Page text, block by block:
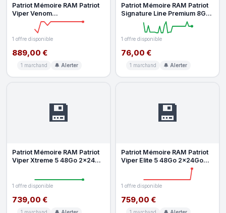
Patriot Mémoire RAM Patriot
Viper Venom
PVV564G600C30K 64GB
2x32GB DDR5 4800MHz
1 offre disponible
889,00 €
1 marchand 🔔 Alerter
Patriot Mémoire RAM Patriot
Signature Line Premium 8GB
1x8GB DDR4 3200MHz CL22
1 offre disponible
76,00 €
1 marchand 🔔 Alerter
💾
Patriot Mémoire RAM Patriot
Viper Xtreme 5 48Go 2x24Go
1 offre disponible
739,00 €
💾
Patriot Mémoire RAM Patriot
Viper Elite 5 48Go 2x24Go
DDR5 6000MHz CL32 RGB
1 offre disponible
759,00 €